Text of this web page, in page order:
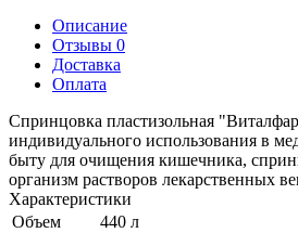
Описание
Отзывы 0
Доставка
Оплата
Спринцовка пластизольная
индивидуального использования в
быту для очищения кишечника,
организм растворов лекарственных
Характеристики
Объем
440 л